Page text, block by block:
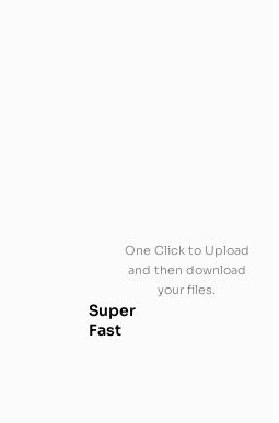
Super
Fast
One Click to Upload
and then download
your files.